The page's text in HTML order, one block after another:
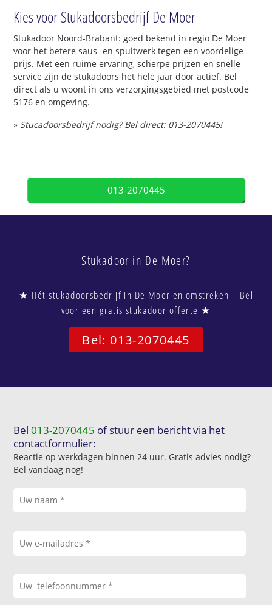
Kies voor Stukadoorsbedrijf De Moer
Stukadoor Noord-Brabant: goed bekend in regio De Moer
voor het betere saus- en spuitwerk tegen een voordelige
prijs. Met een ruime ervaring, scherpe prijzen en snelle
service zijn de stukadoors het hele jaar door actief. Bel
direct als u woont in ons verzorgingsgebied met postcode
5176 en omgeving.
» Stucadoorsbedrijf nodig? Bel direct: 013-2070445!
013-2070445
Stukadoor in De Moer?
★ Hét stukadoorsbedrijf in De Moer en omstreken | Bel
voor een gratis stukadoor offerte ★
Bel: 013-2070445
Bel013-2070445 of stuur een bericht via het
contactformulier:
Reactie op werkdagen binnen 24 uur. Gratis advies nodig?
Bel vandaag nog!